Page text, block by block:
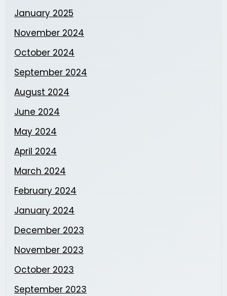
January 2025
November 2024
October 2024
September 2024
August 2024
June 2024
May 2024
April 2024
March 2024
February 2024
January 2024
December 2023
November 2023
October 2023
September 2023